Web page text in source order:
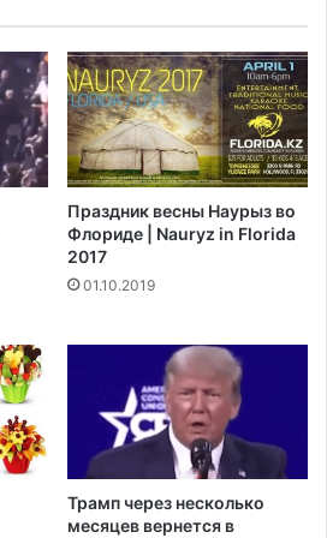
Праздник весны Наурыз во
Флориде | Nauryz in Florida
2017
01.10.2019
Трамп через несколько
месяцев вернется в